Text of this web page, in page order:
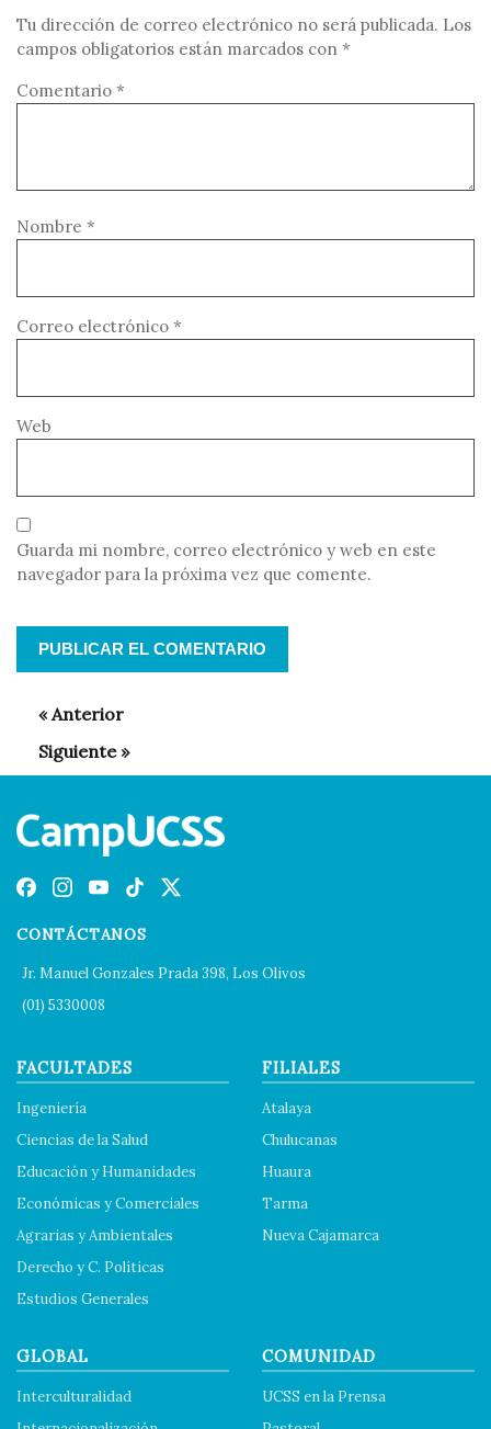
Tu dirección de correo electrónico no será publicada. Los
campos obligatorios están marcados con *
Comentario *
Nombre *
Correo electrónico *
Web
Guarda mi nombre, correo electrónico y web en este
navegador para la próxima vez que comente.
CONTÁCTANOS
Jr. Manuel Gonzales Prada 398, Los Olivos
(01) 5330008
FACULTADES
Ingeniería
Ciencias de la Salud
Educación y Humanidades
Económicas y Comerciales
Agrarias y Ambientales
Derecho y C. Políticas
Estudios Generales
FILIALES
Atalaya
Chulucanas
Huaura
Tarma
Nueva Cajamarca
GLOBAL
Interculturalidad
COMUNIDAD
UCSS en la Prensa